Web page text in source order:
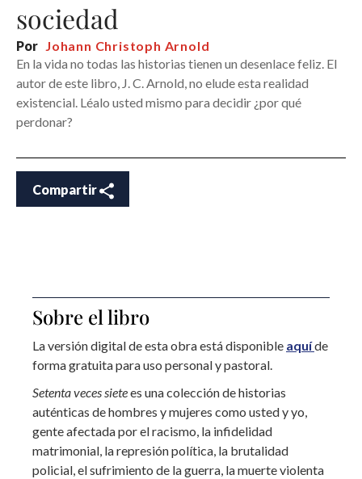
sociedad
Por Johann Christoph Arnold
En la vida no todas las historias tienen un desenlace feliz. El
autor de este libro, J. C. Arnold, no elude esta realidad
existencial. Léalo usted mismo para decidir ¿por qué
perdonar?
Compartir
Sobre el libro
La versión digital de esta obra está disponible aquíde
forma gratuita para uso personal y pastoral.
Setenta veces sietees una colección de historias
auténticas de hombres y mujeres como usted y yo,
gente afectada por el racismo, la infidelidad
matrimonial, la represión política, la brutalidad
policial, el sufrimiento de la guerra, la muerte violenta